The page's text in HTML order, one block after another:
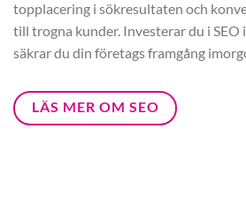
topplacering i sökresultaten och
till trogna kunder. Investerar du i SEO
säkrar du din företags framgång
LÄS MER OM SEO